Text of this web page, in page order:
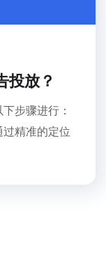
投放？
步骤进行：
精准的定位